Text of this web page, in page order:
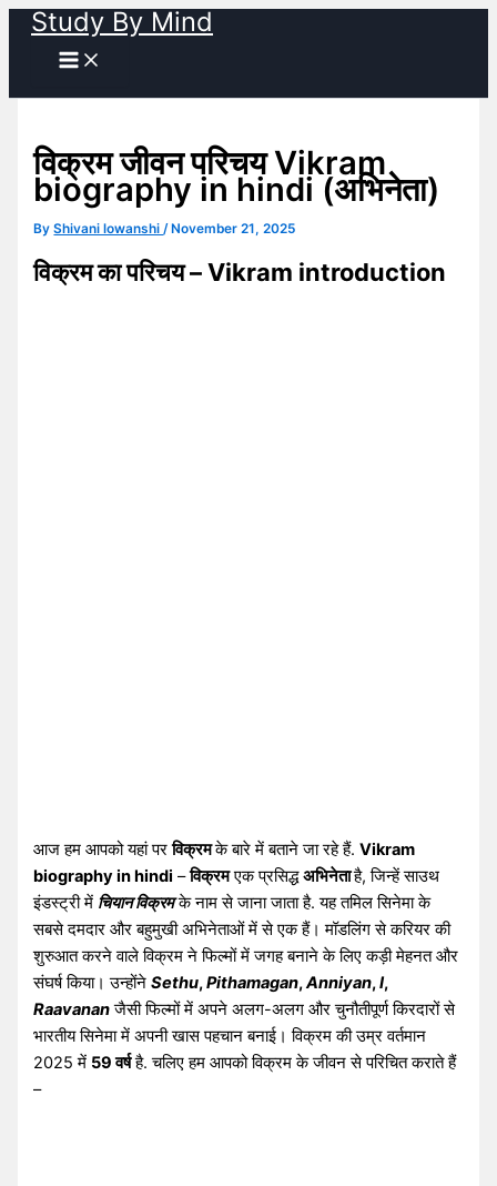
Skip
content
Study By Mind
विक्रम जीवन परिचय Vikram
biography in hindi (अभिनेता)
ByShivani lowanshi/ November 21, 2025
विक्रम का परिचय –Vikram introduction
आज हम आपको यहां परविक्रमके बारे में बताने जा रहे हैं.Vikram
biography in hindi –विक्रमएक प्रसिद्धअभिनेताहै, जिन्हें साउथ
इंडस्ट्री में चियान विक्रमके नाम से जाना जाता है. यह तमिल सिनेमा के
सबसे दमदार और बहुमुखी अभिनेताओं में से एक हैं। मॉडलिंग से करियर की
शुरुआत करने वाले विक्रम ने फिल्मों में जगह बनाने के लिए कड़ी मेहनत और
संघर्ष किया। उन्होंनेSethu,Pithamagan,Anniyan,I,
Raavananजैसी फिल्मों में अपने अलग-अलग और चुनौतीपूर्ण किरदारों से
भारतीय सिनेमा में अपनी खास पहचान बनाई। विक्रम की उम्र वर्तमान
2025 में 59 वर्षहै. चलिए हम आपको विक्रम के जीवन से परिचित कराते हैं
–